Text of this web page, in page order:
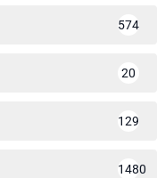
574
20
129
1480